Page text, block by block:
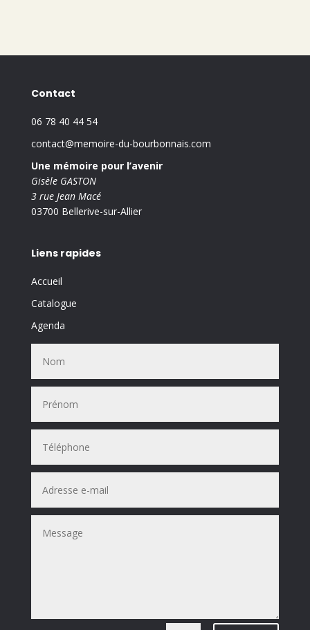
Contact
06 78 40 44 54
contact@memoire-du-bourbonnais.com
Une mémoire pour l’avenir
Gisèle GASTON
3 rue Jean Macé
03700 Bellerive-sur-Allier
Liens rapides
Accueil
Catalogue
Agenda
Presse